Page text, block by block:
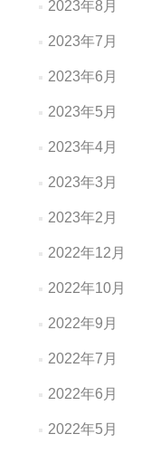
2023年8月
2023年7月
2023年6月
2023年5月
2023年4月
2023年3月
2023年2月
2022年12月
2022年10月
2022年9月
2022年7月
2022年6月
2022年5月